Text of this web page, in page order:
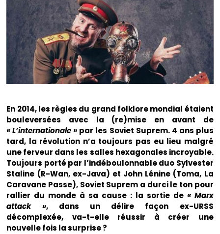
En 2014, les règles du grand folklore mondial étaient
bouleversées avec la (re)mise en avant de
« L’internationale » par les Soviet Suprem. 4 ans plus
tard, la révolution n’a toujours pas eu lieu malgré
une ferveur dans les salles hexagonales incroyable.
Toujours porté par l’indéboulonnable duo Sylvester
Staline (R-Wan, ex-Java) et John Lénine (Toma, La
Caravane Passe), Soviet Suprem a durci le ton pour
rallier du monde à sa cause : la sortie de « Marx
attack », dans un délire façon ex-URSS
décomplexée, va-t-elle réussir à créer une
nouvelle fois la surprise ?